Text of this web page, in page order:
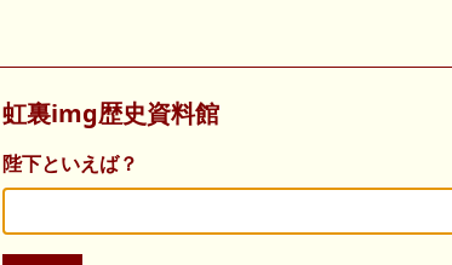
虹裏img歴史資料館
陛下といえば？